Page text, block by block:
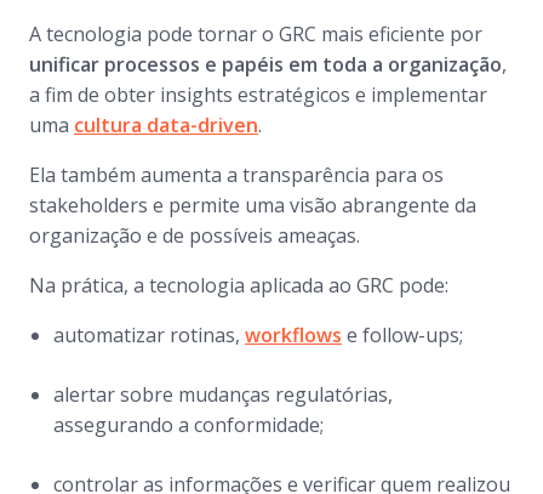
A tecnologia pode tornar o GRC mais eficiente por
unificar processos e papéis em toda a organização,
a fim de obter insights estratégicos e implementar
uma cultura data-driven.
Ela também aumenta a transparência para os
stakeholders e permite uma visão abrangente da
organização e de possíveis ameaças.
Na prática, a tecnologia aplicada ao GRC pode:
automatizar rotinas, workflows e follow-ups;
alertar sobre mudanças regulatórias,
assegurando a conformidade;
controlar as informações e verificar quem realizou